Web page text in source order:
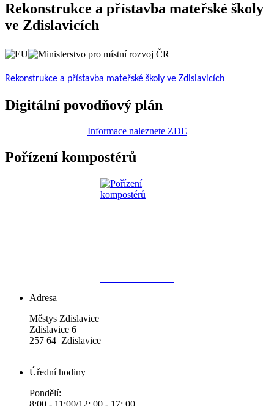
Rekonstrukce a přístavba mateřské školy
ve Zdislavicích
Rekonstrukce a přístavba mateřské školy ve Zdislavicích
Digitální povodňový plán
Informace naleznete ZDE
Pořízení kompostérů
Adresa
Městys Zdislavice
Zdislavice 6
257 64 Zdislavice
Úřední hodiny
Pondělí:
8:00 - 11:00/12: 00 - 17: 00